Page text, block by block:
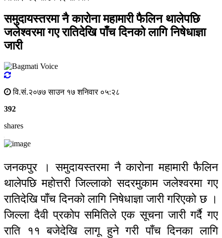
समुदायस्तरमा नै कारोना महामारी फैलिन थालेपछि
जलेश्वरमा गए रातिदेखि पाँच दिनको लागि निषेधाज्ञा
जारी
वि.सं.२०७७ साउन १७ शनिवार ०५:२८
392
shares
जनकपुर । समुदायस्तरमा नै कारोना महामारी फैलिन
थालेपछि महोत्तरी जिल्लाको सदरमुकाम जलेश्वरमा गए
रातिदेखि पाँच दिनको लागि निषेधाज्ञा जारी गरिएको छ ।
जिल्ला दैवी प्रकोप समितिले एक सूचना जारी गर्दै गए
राति ११ बजेदेखि लागू हुने गरी पाँच दिनका लागि